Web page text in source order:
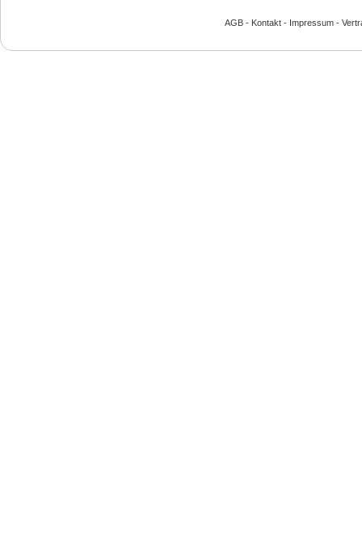
AGB - Kontakt - Impressum -